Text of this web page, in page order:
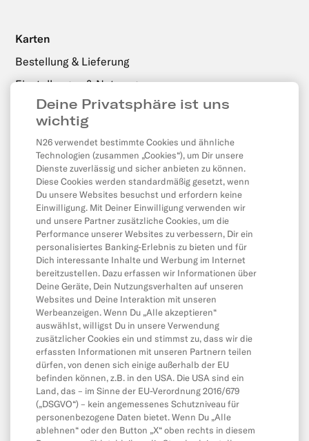
Karten
Bestellung & Lieferung
Einstellungen & Nutzung
Zahlungen, Überweisungen & Abhebungen
Abhebungen
Überweisungen
Lastschriften & Daueraufträge
Karte & Online-Zahlungen
Kontostand & Limits
App & Produkte
CASH26
Mobile and Online Wallets
Freunde Einladen
MoneyBeam
N26 SIM
Deine Privatsphäre ist uns
wichtig
N26 verwendet bestimmte Cookies und ähnliche
Technologien (zusammen „Cookies“), um Dir unsere
Dienste zuverlässig und sicher anbieten zu können.
Diese Cookies werden standardmäßig gesetzt, wenn
Du unsere Websites besuchst und erfordern keine
Einwilligung. Mit Deiner Einwilligung verwenden wir
und unsere Partner zusätzliche Cookies, um die
Performance unserer Websites zu verbessern, Dir ein
personalisiertes Banking-Erlebnis zu bieten und für
Dich interessante Inhalte und Werbung im Internet
bereitzustellen. Dazu erfassen wir Informationen über
Deine Geräte, Dein Nutzungsverhalten auf unseren
Websites und Deine Interaktion mit unseren
Werbeanzeigen. Wenn Du „Alle akzeptieren“
auswählst, willigst Du in unsere Verwendung
zusätzlicher Cookies ein und stimmst zu, dass wir die
erfassten Informationen mit unseren Partnern teilen
dürfen, von denen sich einige außerhalb der EU
befinden können, z.B. in den USA. Die USA sind ein
Land, das – im Sinne der EU-Verordnung 2016/679
(„DSGVO“) – kein angemessenes Schutzniveau für
personenbezogene Daten bietet. Wenn Du „Alle
ablehnen“ oder den Button „X“ oben rechts in diesem